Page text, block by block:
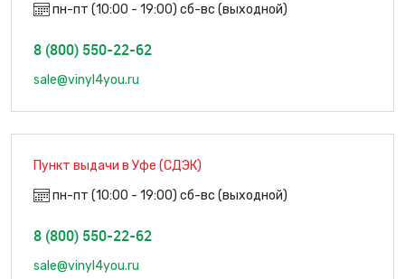
пн-пт (10:00 - 19:00) сб-вс (выходной)
8 (800) 550-22-62
sale@vinyl4you.ru
Пункт выдачи в Уфе (СДЭК)
пн-пт (10:00 - 19:00) сб-вс (выходной)
8 (800) 550-22-62
sale@vinyl4you.ru